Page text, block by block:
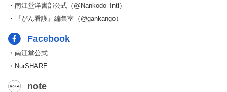
・南江堂洋書部公式（@Nankodo_Intl）
・『がん看護』編集室（@gankango）
Facebook
・南江堂公式
・NurSHARE
note